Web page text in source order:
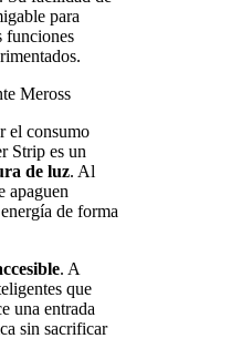
para
funciones
el consumo
Strip es un
de luz. Al
apaguen
de forma
. A
que
una entrada
sin sacrificar